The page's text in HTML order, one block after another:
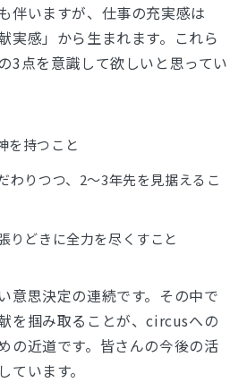
伴いますが、仕事の充実感は
実感」から生まれます。これら
3点を意識して欲しいと思ってい
を持つこと
わりつつ、2〜3年先を見据えるこ
りどきに全力を尽くすこと
意思決定の連続です。その中で
を掴み取ることが、circusへの
の近道です。皆さんの今後の活
います。